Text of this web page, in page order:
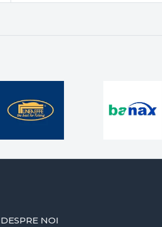
DESPRE NOI